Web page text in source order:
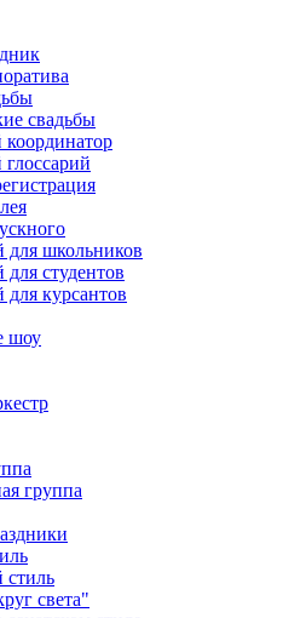
свадьбы
школьников
студентов
курсантов
шоу
группа
света"